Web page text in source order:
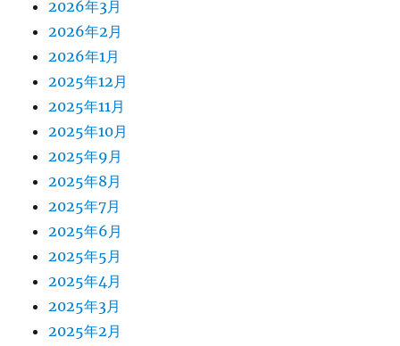
2026年3月
2026年2月
2026年1月
2025年12月
2025年11月
2025年10月
2025年9月
2025年8月
2025年7月
2025年6月
2025年5月
2025年4月
2025年3月
2025年2月